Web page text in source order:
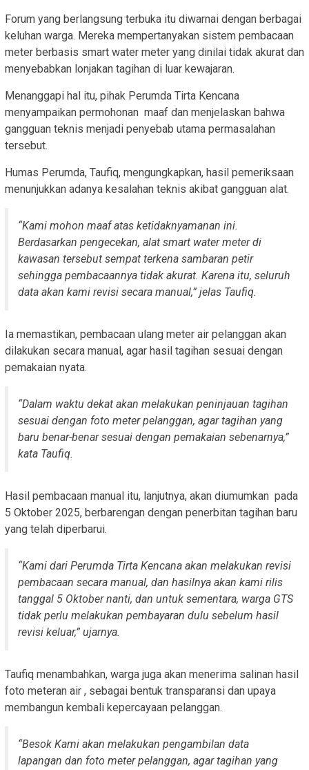
Forum yang berlangsung terbuka itu diwarnai dengan berbagai
keluhan warga. Mereka mempertanyakan sistem pembacaan
meter berbasis smart water meter yang dinilai tidak akurat dan
menyebabkan lonjakan tagihan di luar kewajaran.
Menanggapi hal itu, pihak Perumda Tirta Kencana
menyampaikan permohonan maaf dan menjelaskan bahwa
gangguan teknis menjadi penyebab utama permasalahan
tersebut.
Humas Perumda, Taufiq, mengungkapkan, hasil pemeriksaan
menunjukkan adanya kesalahan teknis akibat gangguan alat.
“Kami mohon maaf atas ketidaknyamanan ini.
Berdasarkan pengecekan, alat smart water meter di
kawasan tersebut sempat terkena sambaran petir
sehingga pembacaannya tidak akurat. Karena itu, seluruh
data akan kami revisi secara manual,” jelas Taufiq.
Ia memastikan, pembacaan ulang meter air pelanggan akan
dilakukan secara manual, agar hasil tagihan sesuai dengan
pemakaian nyata.
“Dalam waktu dekat akan melakukan peninjauan tagihan
sesuai dengan foto meter pelanggan, agar tagihan yang
baru benar-benar sesuai dengan pemakaian sebenarnya,”
kata Taufiq.
Hasil pembacaan manual itu, lanjutnya, akan diumumkan pada
5 Oktober 2025, berbarengan dengan penerbitan tagihan baru
yang telah diperbarui.
“Kami dari Perumda Tirta Kencana akan melakukan revisi
pembacaan secara manual, dan hasilnya akan kami rilis
tanggal 5 Oktober nanti, dan untuk sementara, warga GTS
tidak perlu melakukan pembayaran dulu sebelum hasil
revisi keluar,” ujarnya.
Taufiq menambahkan, warga juga akan menerima salinan hasil
foto meteran air , sebagai bentuk transparansi dan upaya
membangun kembali kepercayaan pelanggan.
“Besok Kami akan melakukan pengambilan data
lapangan dan foto meter pelanggan, agar tagihan yang